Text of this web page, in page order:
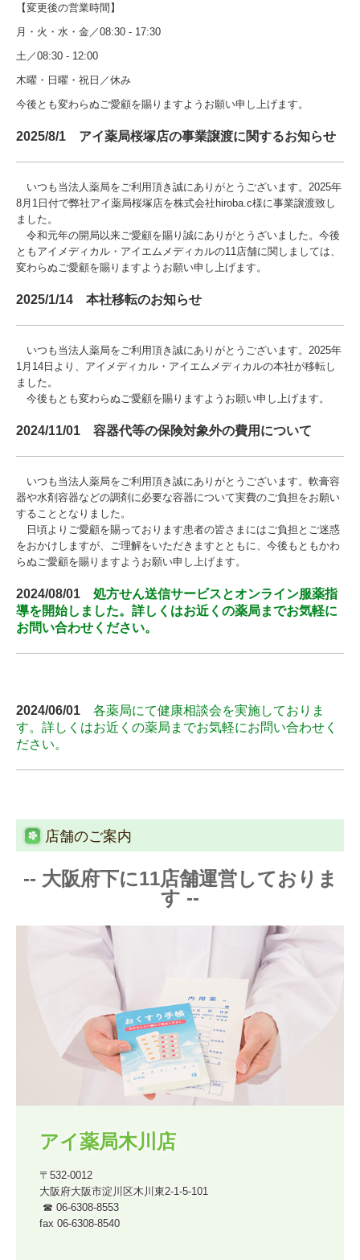
【変更後の営業時間】
月・火・水・金／08:30 - 17:30
土／08:30 - 12:00
木曜・日曜・祝日／休み
今後とも変わらぬご愛顧を賜りますようお願い申し上げます。
2025/8/1 アイ薬局桜塚店の事業譲渡に関するお知らせ
いつも当法人薬局をご利用頂き誠にありがとうございます。2025年
8月1日付で弊社アイ薬局桜塚店を株式会社hiroba.c様に事業譲渡致し
ました。
令和元年の開局以来ご愛顧を賜り誠にありがとうざいました。今後
ともアイメディカル・アイエムメディカルの11店舗に関しましては、
変わらぬご愛顧を賜りますようお願い申し上げます。
2025/1/14 本社移転のお知らせ
いつも当法人薬局をご利用頂き誠にありがとうございます。2025年
1月14日より、アイメディカル・アイエムメディカルの本社が移転し
ました。
今後もとも変わらぬご愛顧を賜りますようお願い申し上げます。
2024/11/01 容器代等の保険対象外の費用について
いつも当法人薬局をご利用頂き誠にありがとうございます。軟膏容
器や水剤容器などの調剤に必要な容器について実費のご負担をお願い
することとなりました。
日頃よりご愛顧を賜っております患者の皆さまにはご負担とご迷惑
をおかけしますが、ご理解をいただきますとともに、今後もともかわ
らぬご愛顧を賜りますようお願い申し上げます。
2024/08/01 処方せん送信サービスとオンライン服薬指
導を開始しました。詳しくはお近くの薬局までお気軽に
お問い合わせください。
2024/06/01 各薬局にて健康相談会を実施しておりま
す。詳しくはお近くの薬局までお気軽にお問い合わせく
ださい。
店舗のご案内
-- 大阪府下に11店舗運営しておりま
す --
アイ薬局木川店
〒532-0012
大阪府大阪市淀川区木川東2-1-5-101
fax 06-6308-8540